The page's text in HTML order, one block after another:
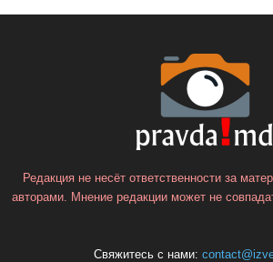
Редакция не несёт ответственности за
авторами. Мнение редакции может не
Свяжитесь с нами: